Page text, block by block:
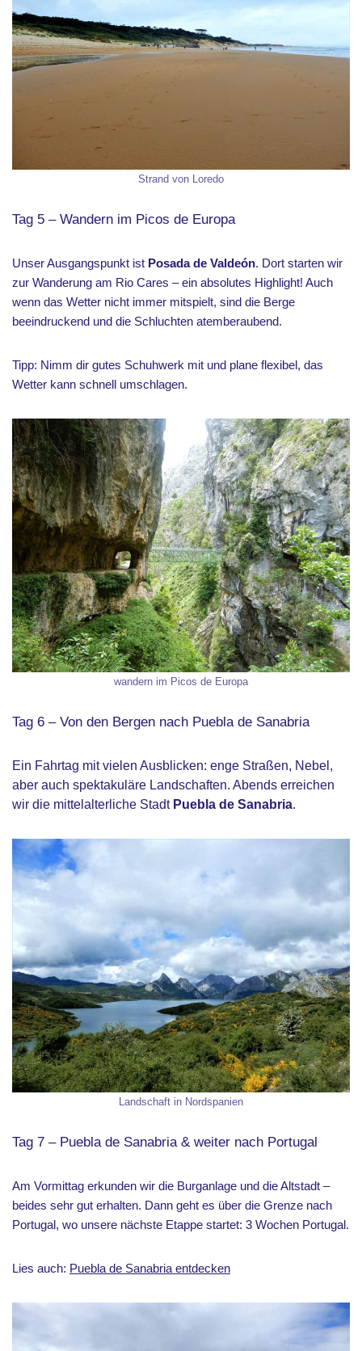
Strand von Loredo
Tag 5 – Wandern im Picos de Europa
Unser Ausgangspunkt ist Posada de Valdeón. Dort starten wir
zur Wanderung am Rio Cares – ein absolutes Highlight! Auch
wenn das Wetter nicht immer mitspielt, sind die Berge
beeindruckend und die Schluchten atemberaubend.
Tipp: Nimm dir gutes Schuhwerk mit und plane flexibel, das
Wetter kann schnell umschlagen.
wandern im Picos de Europa
Tag 6 – Von den Bergen nach Puebla de Sanabria
Ein Fahrtag mit vielen Ausblicken: enge Straßen, Nebel,
aber auch spektakuläre Landschaften. Abends erreichen
wir die mittelalterliche Stadt Puebla de Sanabria.
Landschaft in Nordspanien
Tag 7 – Puebla de Sanabria & weiter nach Portugal
Am Vormittag erkunden wir die Burganlage und die Altstadt –
beides sehr gut erhalten. Dann geht es über die Grenze nach
Portugal, wo unsere nächste Etappe startet: 3 Wochen Portugal.
Lies auch: Puebla de Sanabria entdecken